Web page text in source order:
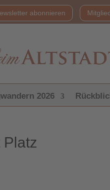
abonnieren
2026
Platz